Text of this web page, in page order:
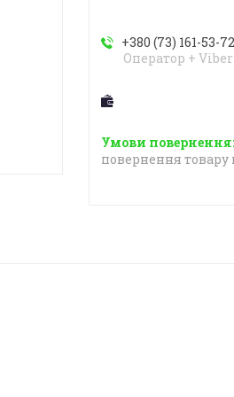
+380 (73) 161-53-
Оператор + Viber
повернення